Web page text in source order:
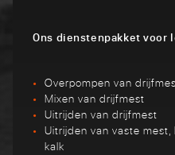
Ons dienstenpakket voor
Overpompen van
Mixen van drijfmest
Uitrijden van drijfmest
Uitrijden van vaste
kalk